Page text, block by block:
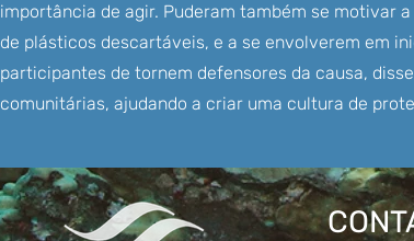
importância de agir. Puderam também se motivar
de plásticos descartáveis, e a se envolverem em
participantes de tornem defensores da causa,
comunitárias, ajudando a criar uma cultura de